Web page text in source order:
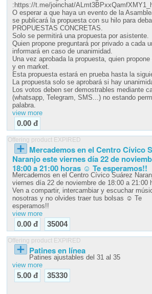
:https://t.me/joinchat/
O esperar a que haya un evento de la
se publicará la propuesta con su hilo para
PROPUESTAS CONCRETAS.
Solo se permitirá una propuesta por asistente.
Quien propone preguntará por privado a cada
informará en caso de unanimidad.
Una vez aprobada la propuesta, quien
y en market.
Esta propuesta estará en prueba hasta la
La propuesta solo se aprobará si hay
Los votos deben ser demostrables mediante
(whatsapp, Telegram, SMS...) no estando
view more
0.00 đ
Offering product EXPIRED
Mercademos en el Centro Cívico
Naranjo este viernes día 22 de
18:00 a 21:00 horas ☺️ Te esperamos!!
Mercademos en el Centro Cívico Suárez
viernes día 22 de noviembre de 18:00 a 21:00
Ven a compartir, intercambiar y escuchar
nosotras y no olvides traer tus bolsas ☺️ Te
esperamos!!
view more
0.00 đ 35004
Offering product EXPIRED
Patines en línea
Patines ajustables del 31 al 35
view more
5.00 đ 35330